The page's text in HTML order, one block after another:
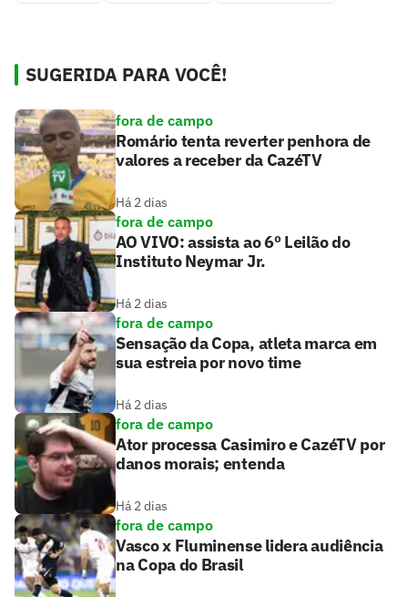
SUGERIDA PARA VOCÊ!
fora de campo
Romário tenta reverter penhora de
valores a receber da CazéTV
Há 2 dias
fora de campo
AO VIVO: assista ao 6º Leilão do
Instituto Neymar Jr.
Há 2 dias
fora de campo
Sensação da Copa, atleta marca em
sua estreia por novo time
Há 2 dias
fora de campo
Ator processa Casimiro e CazéTV por
danos morais; entenda
Há 2 dias
fora de campo
Vasco x Fluminense lidera audiência
na Copa do Brasil